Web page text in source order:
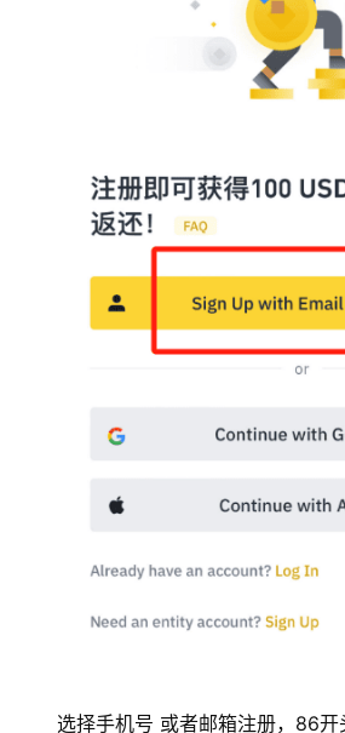
选择手机号 或者邮箱注册，86